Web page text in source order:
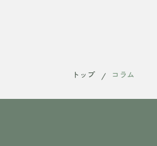
トップ コラム